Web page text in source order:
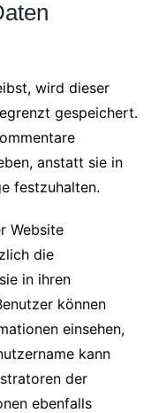
wird dieser
gespeichert.
anstatt sie in
festzuhalten.
Website
die
in ihren
können
einsehen,
kann
der
ebenfalls